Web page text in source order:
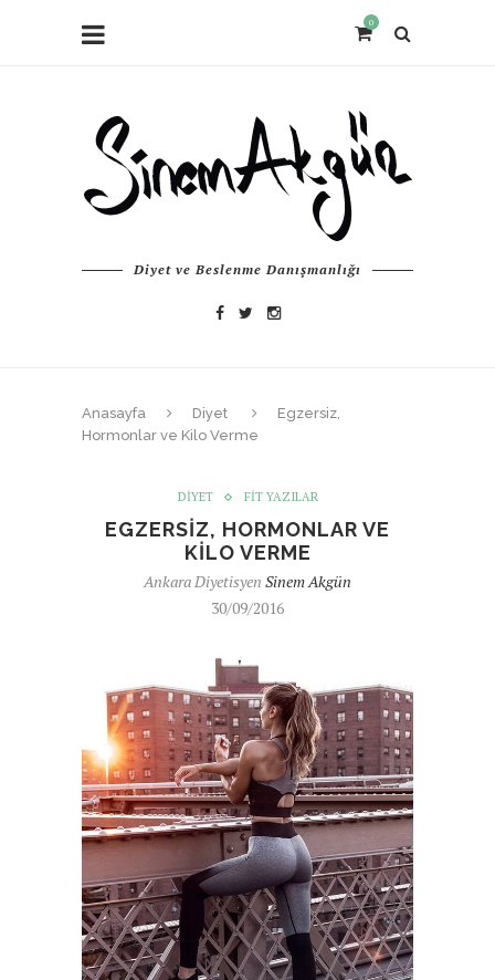
0
Diyet ve Beslenme Danışmanlığı
Anasayfa Diyet
Egzersiz,
Hormonlar ve Kilo Verme
DIYET FIT YAZILAR
EGZERSIZ, HORMONLAR VE
KILO VERME
Ankara Diyetisyen Sinem Akgün
30/09/2016